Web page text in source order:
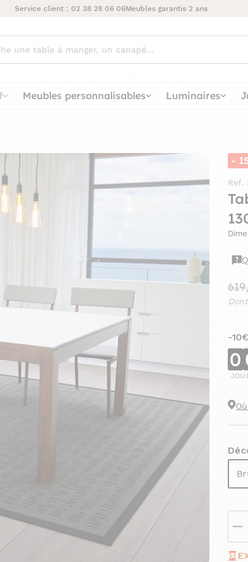
Service client : 02 38 28 06 06Meubles garantis 2 ans
Meubles personnalisables Luminaires
-
Ref.
-
0